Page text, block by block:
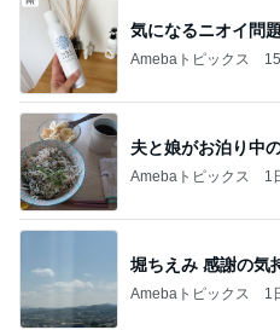
気になるニオイ問題
Amebaトピックス
夫と娘がお泊り中
Amebaトピックス 1
堀ちえみ 感謝の気
Amebaトピックス 1